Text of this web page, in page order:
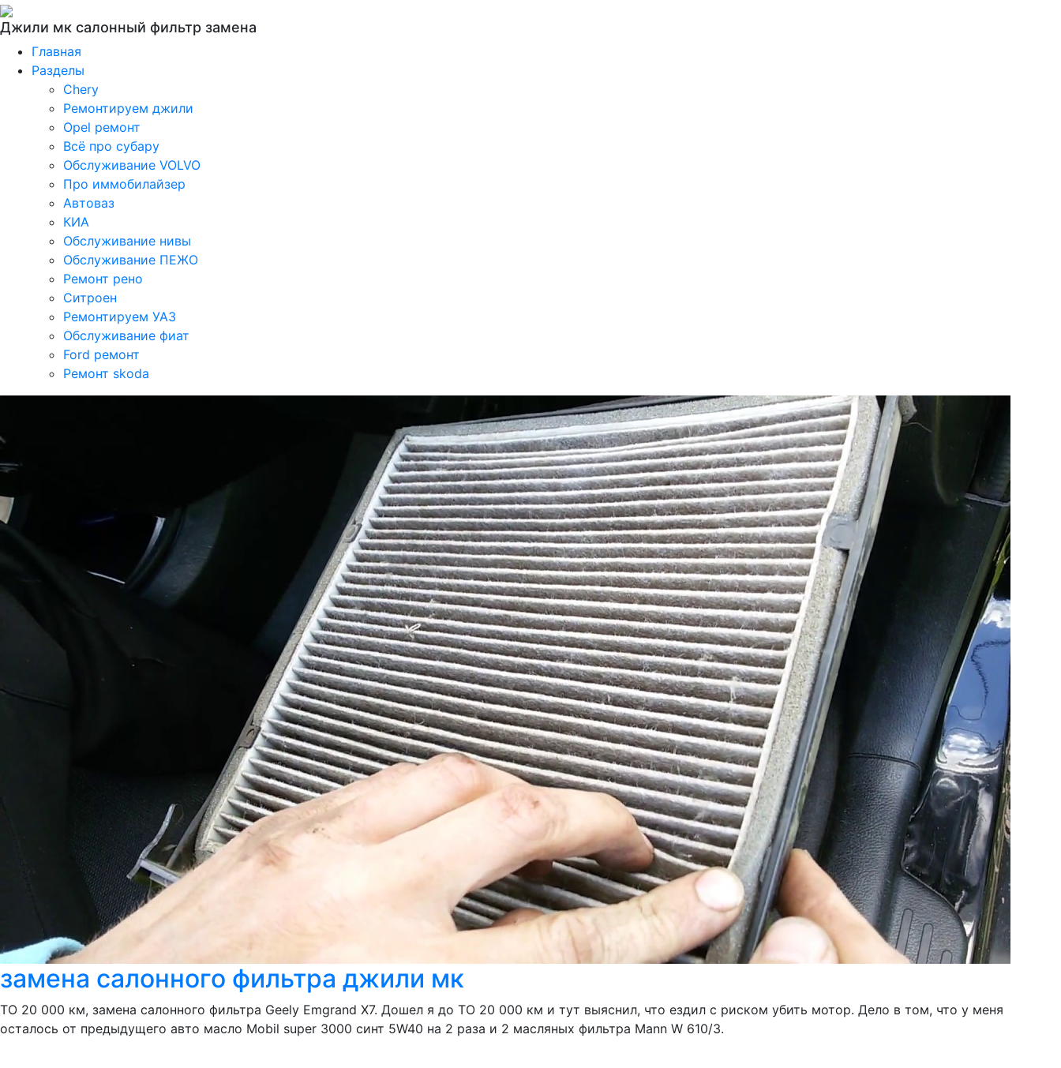
Джили мк салонный фильтр замена
Главная
Разделы
Chery
Ремонтируем джили
Opel ремонт
Всё про субару
Обслуживание VOLVO
Про иммобилайзер
Автоваз
КИА
Обслуживание нивы
Обслуживание ПЕЖО
Ремонт рено
Ситроен
Ремонтируем УАЗ
Обслуживание фиат
Ford ремонт
Ремонт skoda
замена салонного фильтра джили мк
ТО 20 000 км, замена салонного фильтра Geely Emgrand X7. Дошел я до ТО 20 000 км и тут выяснил, что ездил с риском убить мотор. Дело в том, что у меня
осталось от предыдущего авто масло Mobil super 3000 синт 5W40 на 2 раза и 2 масляных фильтра Mann W 610/3.